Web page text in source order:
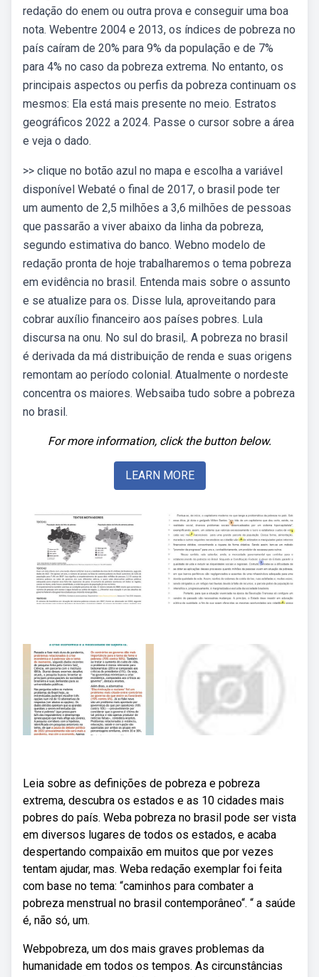
redação do enem ou outra prova e conseguir uma boa
nota. Webentre 2004 e 2013, os índices de pobreza no
país caíram de 20% para 9% da população e de 7%
para 4% no caso da pobreza extrema. No entanto, os
principais aspectos ou perfis da pobreza continuam os
mesmos: Ela está mais presente no meio. Estratos
geográficos 2022 a 2024. Passe o cursor sobre a área
e veja o dado.
>> clique no botão azul no mapa e escolha a variável
disponível Webaté o final de 2017, o brasil pode ter
um aumento de 2,5 milhões a 3,6 milhões de pessoas
que passarão a viver abaixo da linha da pobreza,
segundo estimativa do banco. Webno modelo de
redação pronta de hoje trabalharemos o tema pobreza
em evidência no brasil. Entenda mais sobre o assunto
e se atualize para os. Disse lula, aproveitando para
cobrar auxílio financeiro aos países pobres. Lula
discursa na onu. No sul do brasil,. A pobreza no brasil
é derivada da má distribuição de renda e suas origens
remontam ao período colonial. Atualmente o nordeste
concentra os maiores. Websaiba tudo sobre a pobreza
no brasil.
For more information, click the button below.
LEARN MORE
Leia sobre as definições de pobreza e pobreza
extrema, descubra os estados e as 10 cidades mais
pobres do país. Weba pobreza no brasil pode ser vista
em diversos lugares de todos os estados, e acaba
despertando compaixão em muitos que por vezes
tentam ajudar, mas. Weba redação exemplar foi feita
com base no tema: “caminhos para combater a
pobreza menstrual no brasil contemporâneo“. “ a saúde
é, não só, um.
Webpobreza, um dos mais graves problemas da
humanidade em todos os tempos. As circunstâncias